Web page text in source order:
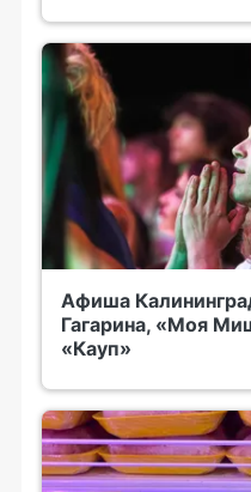
Афиша
Гагарина, «Моя
«Кауп»